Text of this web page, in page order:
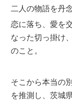
二人の物語を丹
恋に落ち、愛を
なった切っ掛け
のこと。
そこから本当の
を推測し、茨城